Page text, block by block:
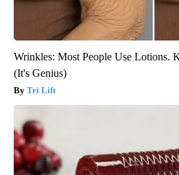
Wrinkles: Most People Use Lotions.
(It's Genius)
Tri Lift